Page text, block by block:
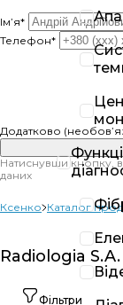
Ім’я*
Телефон*
Додатково
Натиснувши кнопку,
даних
Ксенко Каталог
Radiologia S.A.
Фільтри